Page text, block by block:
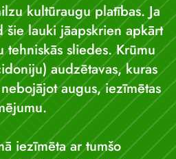
kultūraugu platības. Ja
šie lauki jāapskrien apkārt
tehniskās sliedes. Krūmu
audzētavas, kuras
augus, iezīmētas
iezīmēta ar tumšo